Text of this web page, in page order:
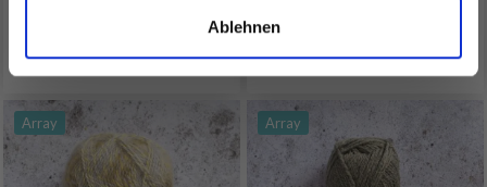
Ablehnen
Array Array